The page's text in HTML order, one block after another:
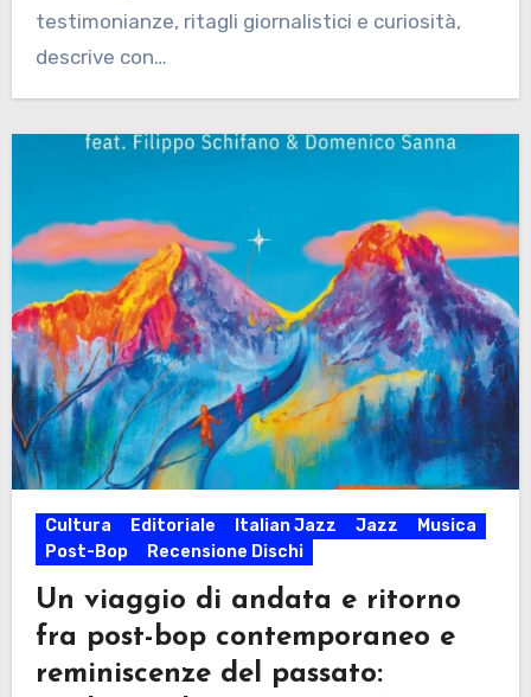
testimonianze, ritagli giornalistici e curiosità,
descrive con…
Cultura Editoriale Italian Jazz Jazz
Musica
Post-Bop
Recensione Dischi
Un viaggio di andata e ritorno
fra post-bop contemporaneo e
reminiscenze del passato: